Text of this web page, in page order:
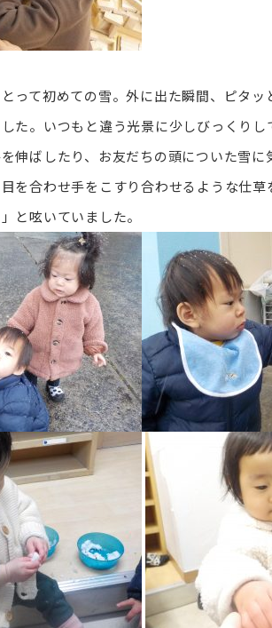
って初めての雪。外に出た瞬間、ピタ
た。いつもと違う光景に少しびっくり
伸ばしたり、お友だちの頭についた雪
を合わせ手をこすり合わせるような仕
と呟いていました。